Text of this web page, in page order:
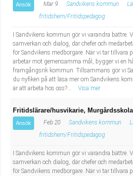
Ansök Mar 9 Sandvikens kommun
fritidshem/Fritidspedagog
I Sandvikens kommun gör vi varandra bättre.
samverkan och dialog, där chefer och
för Sandvikens medborgare. När vi tar tillvara
arbetar mot gemensamma mål, bygger vi en
framgångsrik kommun. Tillsammans gör vi
du nyfiken på att läsa mer om Sandvikens
är att arbeta hos oss?...
Visa mer
Fritidslärare/husvikarie,
Ansök Feb 20 Sandvikens kommun
fritidshem/Fritidspedagog
I Sandvikens kommun gör vi varandra bättre.
samverkan och dialog, där chefer och
för Sandvikens medborgare. När vi tar tillvara